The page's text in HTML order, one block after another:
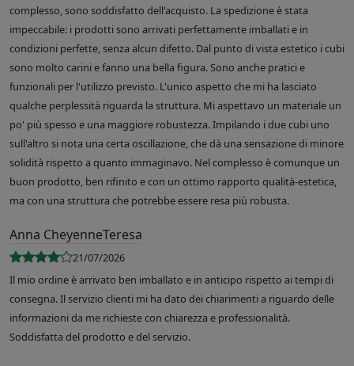
complesso, sono soddisfatto dell'acquisto. La spedizione è stata
impeccabile: i prodotti sono arrivati perfettamente imballati e in
condizioni perfette, senza alcun difetto. Dal punto di vista estetico i cubi
sono molto carini e fanno una bella figura. Sono anche pratici e
funzionali per l'utilizzo previsto. L'unico aspetto che mi ha lasciato
qualche perplessità riguarda la struttura. Mi aspettavo un materiale un
po' più spesso e una maggiore robustezza. Impilando i due cubi uno
sull'altro si nota una certa oscillazione, che dà una sensazione di minore
solidità rispetto a quanto immaginavo. Nel complesso è comunque un
buon prodotto, ben rifinito e con un ottimo rapporto qualità-estetica,
ma con una struttura che potrebbe essere resa più robusta.
Anna CheyenneTeresa
21/07/2026
Il mio ordine è arrivato ben imballato e in anticipo rispetto ai tempi di
consegna. Il servizio clienti mi ha dato dei chiarimenti a riguardo delle
informazioni da me richieste con chiarezza e professionalità.
Soddisfatta del prodotto e del servizio.